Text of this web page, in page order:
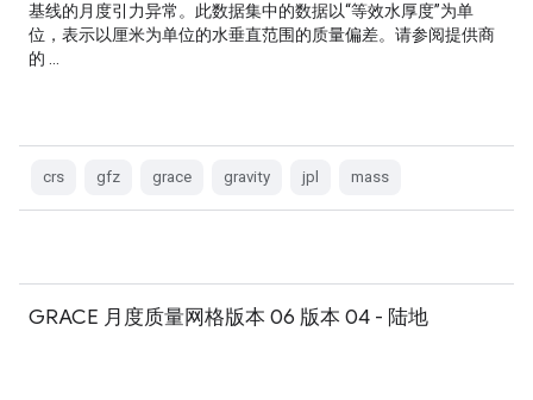
基线的月度引力异常。此数据集中的数据以“等效水厚度”为单
位，表示以厘米为单位的水垂直范围的质量偏差。请参阅提供商
的 …
crs gfz grace gravity jpl mass
GRACE 月度质量网格版本 06 版本 04 - 陆地